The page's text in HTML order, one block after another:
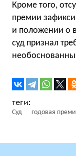
Кроме того,
премии
и положении о
суд признал
Суд годовая